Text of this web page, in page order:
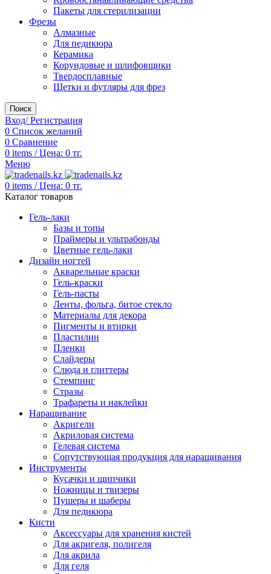
Пакеты для стерилизации
Фрезы
Алмазные
Для педикюра
Керамика
Корундовые и шлифовщики
Твердосплавные
Щетки и футляры для фрез
Поиск
Вход/ Регистрация
0 Список желаний
0 Сравнение
0 items / Цена: 0 тг.
Меню
0 items / Цена: 0 тг.
Каталог товаров
Гель-лаки
Базы и топы
Праймеры и ультрабонды
Цветные гель-лаки
Дизайн ногтей
Акварельные краски
Гель-краски
Гель-пасты
Ленты, фольга, битое стекло
Материалы для декора
Пигменты и втирки
Пластилин
Пленки
Слайдеры
Слюда и глиттеры
Стемпинг
Стразы
Трафареты и наклейки
Наращивание
Акригели
Акриловая система
Гелевая система
Сопутствующая продукция для наращивания
Инструменты
Кусачки и щипчики
Ножницы и твизеры
Пушеры и шаберы
Для педикюра
Кисти
Аксессуары для хранения кистей
Для акригеля, полигеля
Для акрила
Для геля